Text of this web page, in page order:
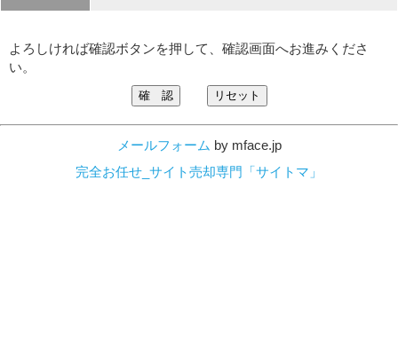
よろしければ確認ボタンを押して、確認画面へお進みくださ
い。
メールフォーム by mface.jp
完全お任せ_サイト売却専門「サイトマ」